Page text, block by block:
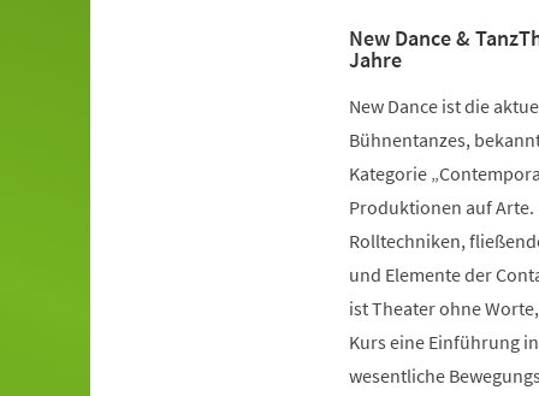
New Dance &
Jahre
New Dance ist die
Bühnentanzes,
Kategorie
Produktionen auf Arte.
Rolltechniken,
und Elemente der
ist Theater ohne
Kurs eine Einführung
wesentliche